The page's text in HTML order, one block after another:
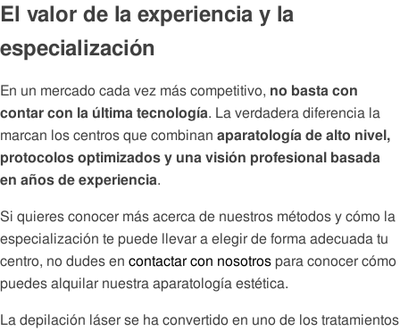
El valor de la experiencia y la
especialización
En un mercado cada vez más competitivo, no basta con
contar con la última tecnología. La verdadera diferencia la
marcan los centros que combinan aparatología de alto nivel,
protocolos optimizados y una visión profesional basada
en años de experiencia.
Si quieres conocer más acerca de nuestros métodos y cómo la
especialización te puede llevar a elegir de forma adecuada tu
centro, no dudes en contactar con nosotrospara conocer cómo
puedes alquilar nuestra aparatología estética.
La depilación láser se ha convertido en uno de los tratamientos